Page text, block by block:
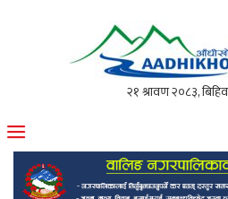
मोफसलकै लोकप्रिय अनलाइन पत्रिका